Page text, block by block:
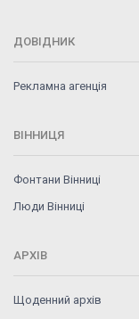
ДОВІДНИК
Рекламна агенція
ВІННИЦЯ
Фонтани Вінниці
Люди Вінниці
АРХІВ
Щоденний архів